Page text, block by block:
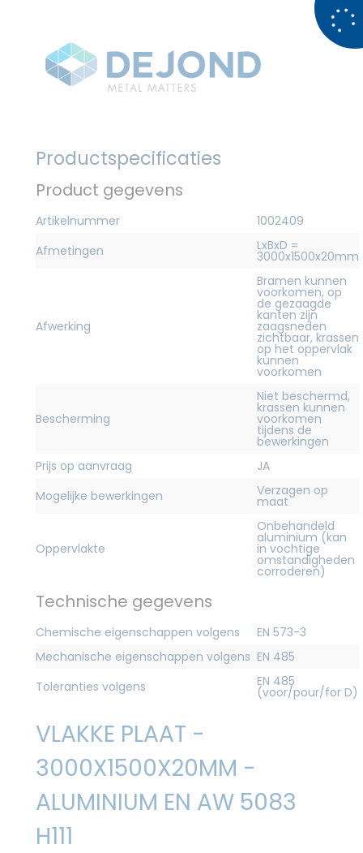
Productspecificaties
Product gegevens
Artikelnummer
1002409
Afmetingen
LxBxD =
3000x1500x20mm
Afwerking
Bramen kunnen
voorkomen, op
de gezaagde
kanten zijn
zaagsneden
zichtbaar, krassen
op het oppervlak
kunnen
voorkomen
Bescherming
Niet beschermd,
krassen kunnen
voorkomen
tijdens de
bewerkingen
Prijs op aanvraag
JA
Mogelijke bewerkingen
Verzagen op
maat
Oppervlakte
Onbehandeld
aluminium (kan
in vochtige
omstandigheden
corroderen)
Technische gegevens
Chemische eigenschappen volgens
EN 573-3
Mechanische eigenschappen volgens EN 485
Toleranties volgens
EN 485
(voor/pour/for D)
VLAKKE PLAAT -
3000X1500X20MM -
ALUMINIUM EN AW 5083
H111